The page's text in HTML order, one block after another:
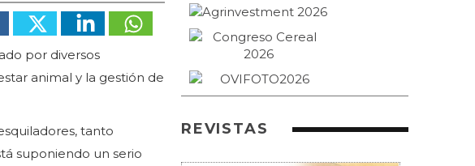
por diversos
animal y la gestión de
tanto
suponiendo un serio
REVISTAS